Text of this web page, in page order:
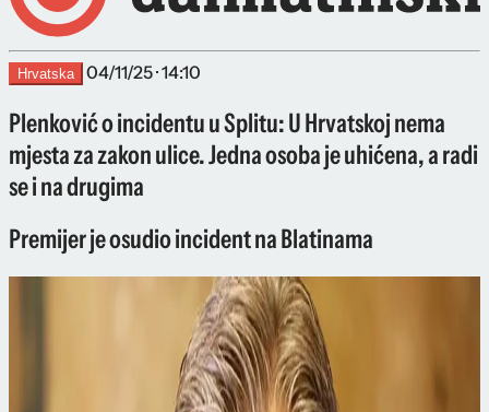
Hrvatska 04/11/25 · 14:10
Plenković o incidentu u Splitu: U Hrvatskoj nema
mjesta za zakon ulice. Jedna osoba je uhićena, a radi
se i na drugima
Premijer je osudio incident na Blatinama